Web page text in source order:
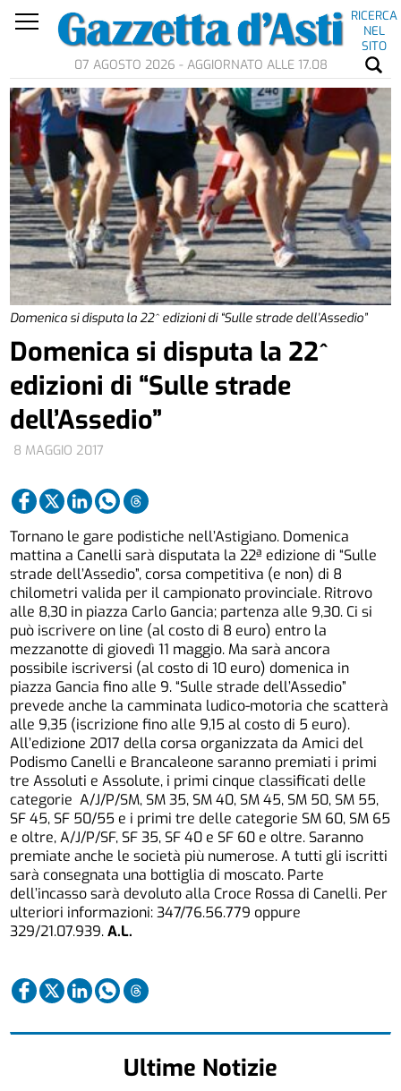
RICERCA
NEL
SITO
07 AGOSTO 2026 - AGGIORNATO ALLE 17.08
Domenica si disputa la 22^ edizioni di “Sulle strade dell’Assedio”
8 MAGGIO 2017
Domenica si disputa la 22^
edizioni di “Sulle strade
dell’Assedio”
Tornano le gare podistiche nell’Astigiano. Domenica
mattina a Canelli sarà disputata la 22ª edizione di “Sulle
strade dell’Assedio”, corsa competitiva (e non) di 8
chilometri valida per il campionato provinciale. Ritrovo
alle 8,30 in piazza Carlo Gancia; partenza alle 9,30. Ci si
può iscrivere on line (al costo di 8 euro) entro la
mezzanotte di giovedì 11 maggio. Ma sarà ancora
possibile iscriversi (al costo di 10 euro) domenica in
piazza Gancia fino alle 9. “Sulle strade dell’Assedio”
prevede anche la camminata ludico-motoria che scatterà
alle 9,35 (iscrizione fino alle 9,15 al costo di 5 euro).
All’edizione 2017 della corsa organizzata da Amici del
Podismo Canelli e Brancaleone saranno premiati i primi
tre Assoluti e Assolute, i primi cinque classificati delle
categorie A/J/P/SM, SM 35, SM 40, SM 45, SM 50, SM 55,
SF 45, SF 50/55 e i primi tre delle categorie SM 60, SM 65
e oltre, A/J/P/SF, SF 35, SF 40 e SF 60 e oltre. Saranno
premiate anche le società più numerose. A tutti gli iscritti
sarà consegnata una bottiglia di moscato. Parte
dell’incasso sarà devoluto alla Croce Rossa di Canelli. Per
ulteriori informazioni: 347/76.56.779 oppure
329/21.07.939.A.L.
Ultime Notizie